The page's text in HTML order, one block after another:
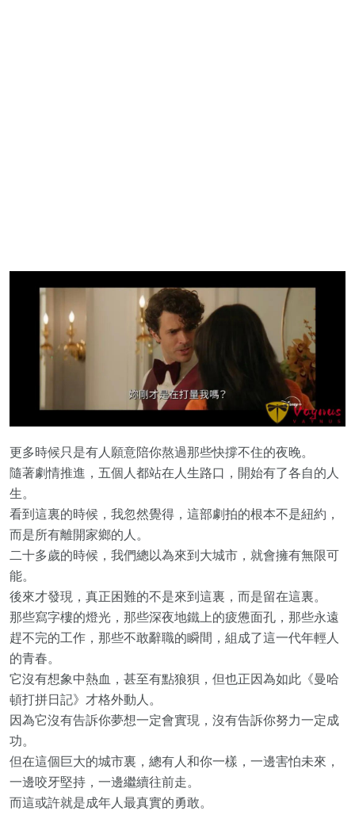
更多時候只是有人願意陪你熬過那些快撐不住的夜晚。
隨著劇情推進，五個人都站在人生路口，開始有了各自的人
生。
看到這裏的時候，我忽然覺得，這部劇拍的根本不是紐約，
而是所有離開家鄉的人。
二十多歲的時候，我們總以為來到大城市，就會擁有無限可
能。
後來才發現，真正困難的不是來到這裏，而是留在這裏。
那些寫字樓的燈光，那些深夜地鐵上的疲憊面孔，那些永遠
趕不完的工作，那些不敢辭職的瞬間，組成了這一代年輕人
的青春。
它沒有想象中熱血，甚至有點狼狽，但也正因為如此《曼哈
頓打拼日記》才格外動人。
因為它沒有告訴你夢想一定會實現，沒有告訴你努力一定成
功。
但在這個巨大的城市裏，總有人和你一樣，一邊害怕未來，
一邊咬牙堅持，一邊繼續往前走。
而這或許就是成年人最真實的勇敢。